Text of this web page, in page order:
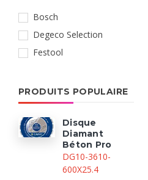
Bosch
Degeco Selection
Festool
PRODUITS POPULAIRE
Disque
Diamant
Béton Pro
DG10-3610-
600X25.4